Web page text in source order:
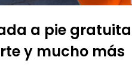
a pie
y mucho más